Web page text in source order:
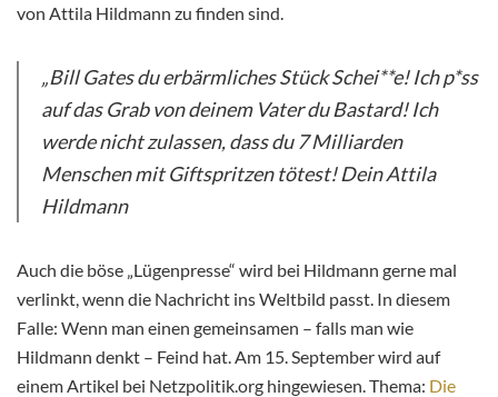
von Attila Hildmann zu finden sind.
„Bill Gates du erbärmliches Stück Schei**e! Ich p*ss
auf das Grab von deinem Vater du Bastard! Ich
werde nicht zulassen, dass du 7 Milliarden
Menschen mit Giftspritzen tötest! Dein Attila
Hildmann
Auch die böse „Lügenpresse“ wird bei Hildmann gerne mal
verlinkt, wenn die Nachricht ins Weltbild passt. In diesem
Falle: Wenn man einen gemeinsamen – falls man wie
Hildmann denkt – Feind hat. Am 15. September wird auf
einem Artikel bei Netzpolitik.org hingewiesen. Thema: Die